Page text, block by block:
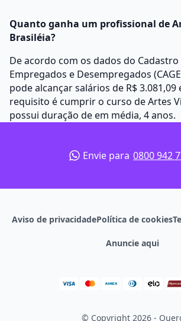
Quanto ganha um profissional de
Brasiléia?
De acordo com os dados do Cadastro
Empregados e Desempregados
pode alcançar salários de R$ 3.081,09
requisito é cumprir o curso de Artes
possui duração de em média, 4 anos.
Envie para 0800 942
Aviso de privacidadePolítica de cookies
Anuncie aqui
© Copyright 2026 -